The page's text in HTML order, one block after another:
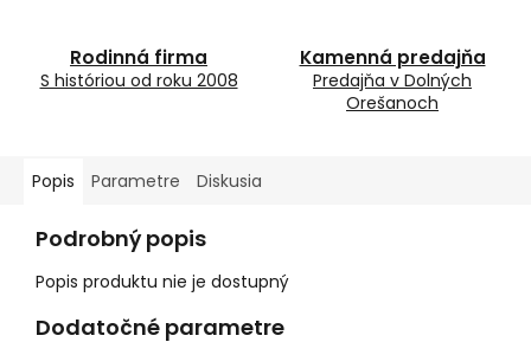
Rodinná firma
S históriou od roku 2008
Kamenná predajňa
Predajňa v Dolných
Orešanoch
Popis Parametre Diskusia
Podrobný popis
Popis produktu nie je dostupný
Dodatočné parametre